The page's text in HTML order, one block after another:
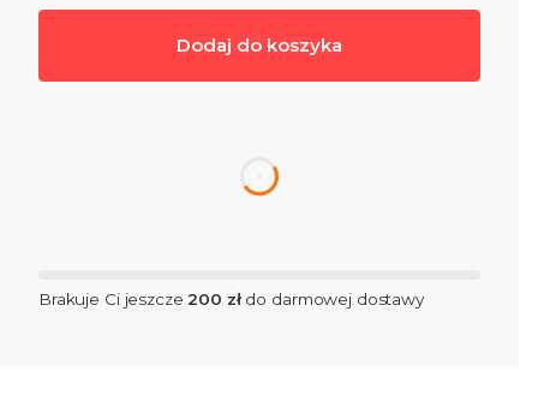
Dodaj do koszyka
Brakuje Ci jeszcze 200 złdo darmowej dostawy